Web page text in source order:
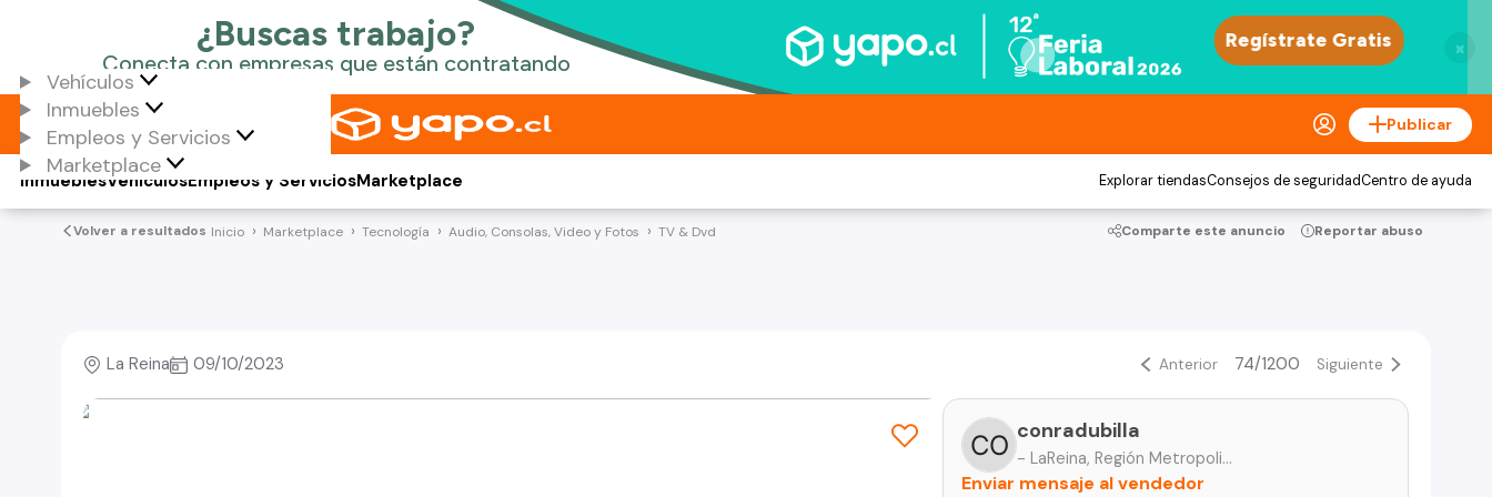
×
Vehículos
Inmuebles
Empleos y Servicios
Marketplace
Publicar
Vehículos
Inmuebles Empleos y ServiciosMarketplace Explorar tiendasConsejos de seguridadCentro de ayuda
Volver a resultados Inicio Marketplace Tecnología Audio, Consolas, Video y Fotos TV & Dvd Comparte este anuncio Reportar abuso
La Reina 09/10/2023 Anterior 74/1200 Siguiente
conradubilla
- LaReina, Región Metropolitana
Enviar mensaje al vendedor